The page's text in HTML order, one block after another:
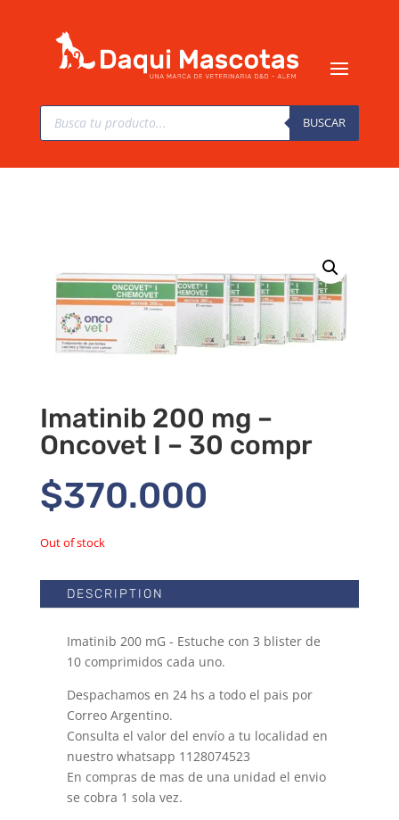
Búsqueda
productos
BUSCAR
Imatinib 200 mg –
Oncovet I – 30 compr
$370.000
Out of stock
DESCRIPTION
Imatinib 200 mG - Estuche con 3 blister de
10 comprimidos cada uno.
Despachamos en 24 hs a todo el pais por
Correo Argentino.
Consulta el valor del envío a tu localidad en
nuestro whatsapp 1128074523
En compras de mas de una unidad el envio
se cobra 1 sola vez.